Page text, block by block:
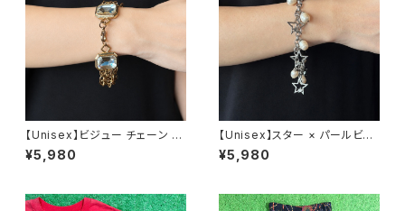
【Unisex】ビジュー チェーン ブ
レスレット / 古着 アクセサリー
N0737
¥5,980
【Unisex】スター × パールビー
ズ チャーム チェーン ブレスレッ
ト / 古着 アクセサリー N1109
¥5,980